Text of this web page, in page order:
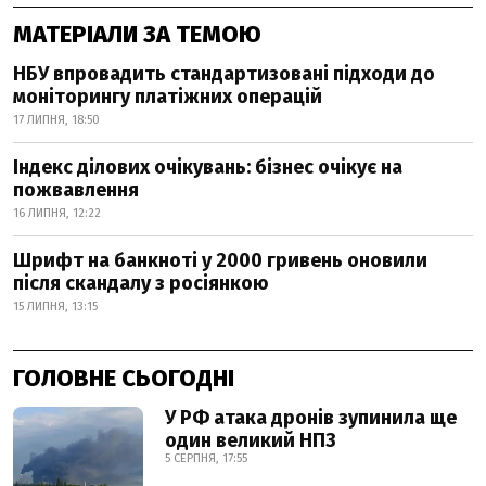
МАТЕРІАЛИ ЗА ТЕМОЮ
НБУ впровадить стандартизовані підходи до
моніторингу платіжних операцій
17 ЛИПНЯ, 18:50
Індекс ділових очікувань: бізнес очікує на
пожвавлення
16 ЛИПНЯ, 12:22
Шрифт на банкноті у 2000 гривень оновили
після скандалу з росіянкою
15 ЛИПНЯ, 13:15
ГОЛОВНЕ СЬОГОДНІ
У РФ атака дронів зупинила ще
один великий НПЗ
5 СЕРПНЯ, 17:55